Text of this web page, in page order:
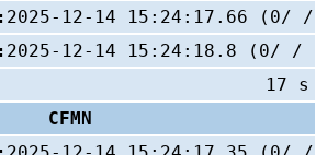
2025-12-14 15:24:17.66 (0/
2025-12-14 15:24:18.8 (0/ /
17 s
CFMN